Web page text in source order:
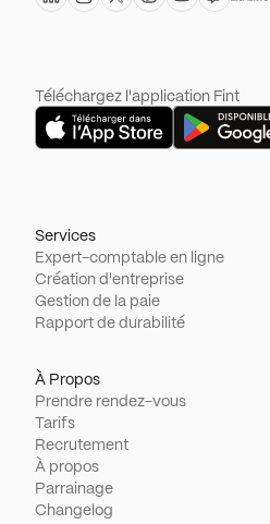
Téléchargez l'application Fint
Services
Expert-comptable en ligne
Création d'entreprise
Gestion de la paie
Rapport de durabilité
À Propos
Prendre rendez-vous
Tarifs
Recrutement
À propos
Parrainage
Changelog